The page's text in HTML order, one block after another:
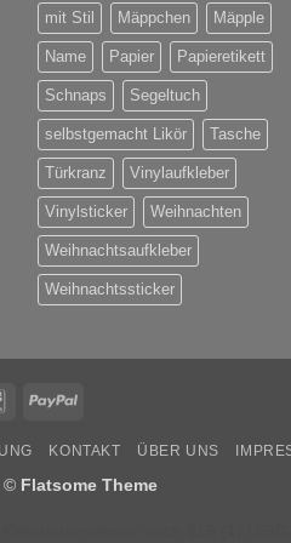
mit Stil Mäppchen Mäpple
Name Papier Papieretikett
Schnaps Segeltuch
selbstgemacht Likör Tasche
Türkranz Vinylaufkleber
Vinylsticker Weihnachten
Weihnachtsaufkleber
Weihnachtssticker
BancontactPayPal
KONTAKT ÜBER UNS
© Flatsome Theme